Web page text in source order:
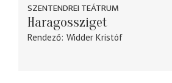
SZENTENDREI TEÁTRUM
Haragossziget
Rendező Widder Kristóf